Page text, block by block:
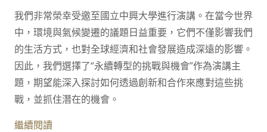
我們非常榮幸受邀至國立中興大學進行演講。在當今世界
中，環境與氣候變遷的議題日益重要，它們不僅影響我們
的生活方式，也對全球經濟和社會發展造成深遠的影響。
因此，我們選擇了“永續轉型的挑戰與機會”作為演講主
題，期望能深入探討如何透過創新和合作來應對這些挑
戰，並抓住潛在的機會。
繼續閱讀